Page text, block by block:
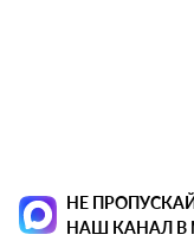
НЕ
НАШ КАНАЛ В